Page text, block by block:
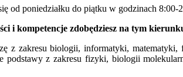
od poniedziałku do piątku w godzinach 8:00-
i kompetencje zdobędziesz na tym
z zakresu biologii, informatyki,
podstawy z zakresu fizyki, biologii